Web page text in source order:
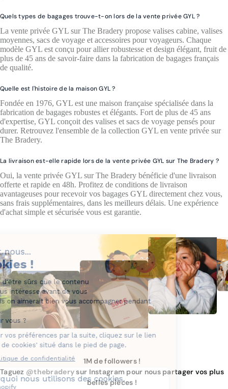
Quels types de bagages trouve-t-on lors de la vente privée GYL ?
La vente privée GYL sur The Bradery propose valises cabine, valises
moyennes, sacs de voyage et accessoires pour voyageurs. Chaque
modèle GYL est conçu pour allier robustesse et design élégant, fruit de
plus de 45 ans de savoir-faire dans la fabrication de bagages français
de qualité.
Quelle est l'histoire de la maison GYL ?
Fondée en 1976, GYL est une maison française spécialisée dans la
fabrication de bagages robustes et élégants. Fort de plus de 45 ans
d'expertise, GYL conçoit des valises et sacs de voyage pensés pour
durer. Retrouvez l'ensemble de la collection GYL en vente privée sur
The Bradery.
La livraison est-elle rapide lors de la vente privée GYL sur The Bradery ?
Oui, la vente privée GYL sur The Bradery bénéficie d'une livraison
offerte et rapide en 48h. Profitez de conditions de livraison
avantageuses pour recevoir vos bagages GYL directement chez vous,
sans frais supplémentaires, dans les meilleurs délais. Une expérience
d'achat simple et sécurisée vous est garantie.
1M de followers !
Taguez @thebraderysur Instagram pour nous partager vos plus
belles pièces !